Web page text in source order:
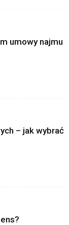
umowy najmu
– jak wybrać